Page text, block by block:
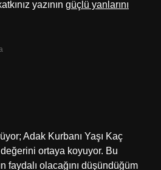
yazının güçlü yanlarını
Adak Kurbanı Yaşı Kaç
ortaya koyuyor. Bu
faydalı olacağını düşündüğüm